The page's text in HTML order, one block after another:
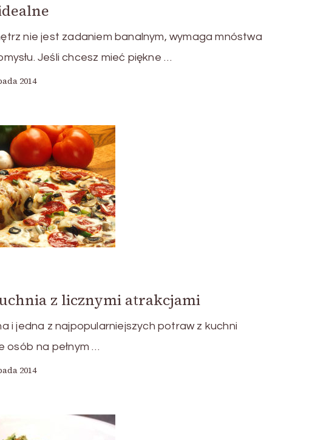
nie jest zadaniem banalnym, wymaga mnóstwa
Jeśli chcesz mieć piękne …
2014
z licznymi atrakcjami
i jedna z najpopularniejszych potraw z kuchni
osób na pełnym …
2014